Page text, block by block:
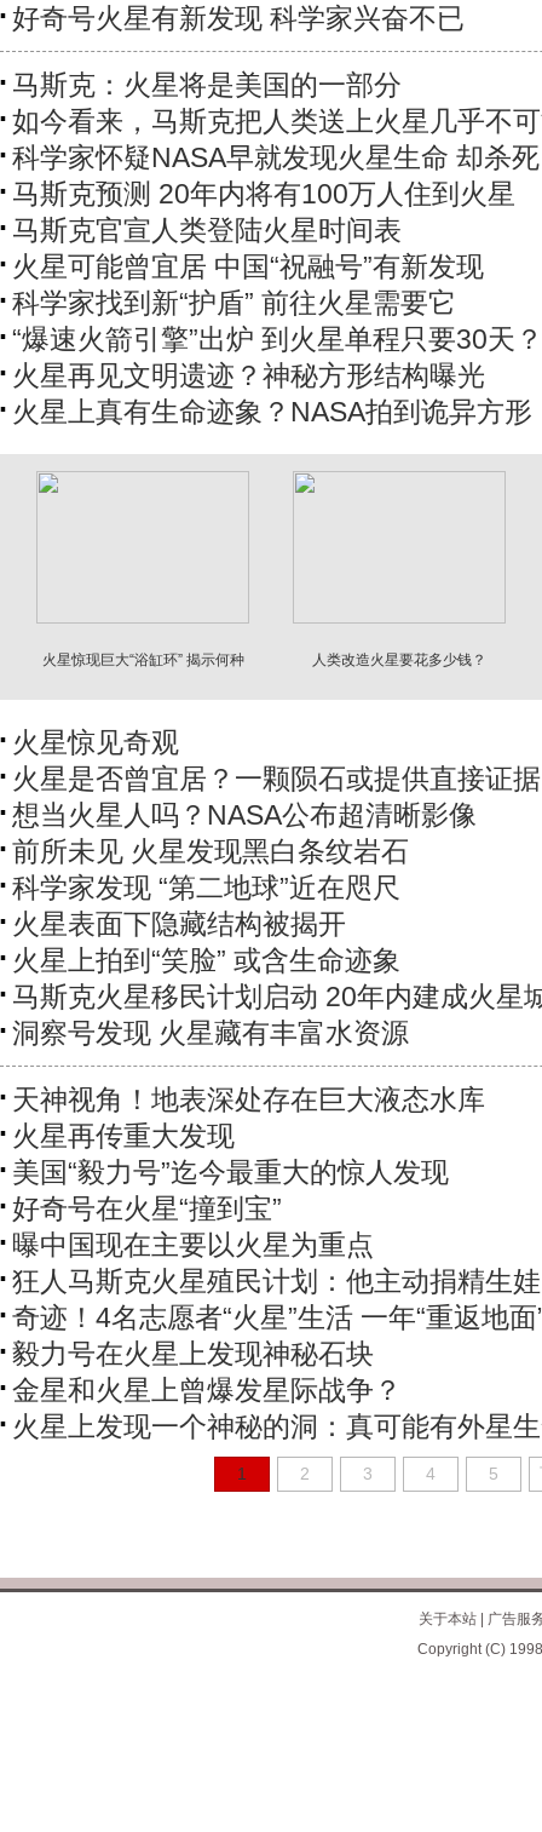
好奇号火星有新发现 科学家兴奋不已
马斯克：火星将是美国的一部分
如今看来，马斯克把人类送上火星几乎不
科学家怀疑NASA早就发现火星生命 却杀
马斯克预测 20年内将有100万人住到火星
马斯克官宣人类登陆火星时间表
火星可能曾宜居 中国“祝融号”有新发现
科学家找到新“护盾” 前往火星需要它
“爆速火箭引擎”出炉 到火星单程只要30天？
火星再见文明遗迹？神秘方形结构曝光
火星上真有生命迹象？NASA拍到诡异方形
火星惊现巨大“浴缸环” 揭示何种
人类改造火星要花多少钱？
火星惊见奇观
火星是否曾宜居？一颗陨石或提供直接证据
想当火星人吗？NASA公布超清晰影像
前所未见 火星发现黑白条纹岩石
科学家发现 “第二地球”近在咫尺
火星表面下隐藏结构被揭开
火星上拍到“笑脸” 或含生命迹象
马斯克火星移民计划启动 20年内建成火星
洞察号发现 火星藏有丰富水资源
天神视角！地表深处存在巨大液态水库
火星再传重大发现
美国“毅力号”迄今最重大的惊人发现
好奇号在火星“撞到宝”
曝中国现在主要以火星为重点
狂人马斯克火星殖民计划：他主动捐精生娃
奇迹！4名志愿者“火星”生活 一年“重返地面
毅力号在火星上发现神秘石块
金星和火星上曾爆发星际战争？
火星上发现一个神秘的洞：真可能有外星
1 2 3 4 5
关于本站|
广告服
Copyright (C)